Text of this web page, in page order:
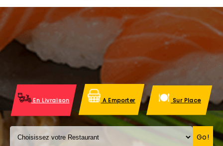
ACCUEIL
LA CARTE
VOS AVIS
MENTIONS LÉGALES
C.G.V
En Livraison A Emporter Sur Place
Go!